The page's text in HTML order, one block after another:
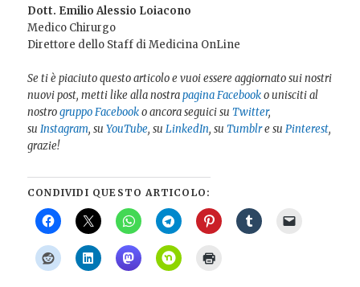
Dott. Emilio Alessio Loiacono
Medico Chirurgo
Direttore dello Staff di Medicina OnLine
Se ti è piaciuto questo articolo e vuoi essere aggiornato sui nostri
nuovi post, metti like alla nostrapagina Facebooko unisciti al
nostrogruppo Facebooko ancora seguici suTwitter,
suInstagram, suYouTube, suLinkedIn, suTumblre suPinterest,
grazie!
CONDIVIDI QUESTO ARTICOLO: